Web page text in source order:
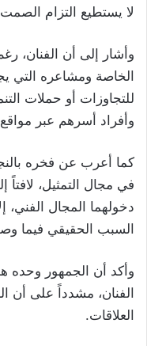
لا يستطيع التزام الصمت
وأشار إلى أن الفنان،
الخاصة ومشاعره التي
للتجاوزات أو حملات
وأفراد أسرهم عبر
كما أعرب عن فخره
في مجال التمثيل، لافتاً
دخولهما المجال الفني،
السبب الحقيقي فيما
وأكد أن الجمهور وحده
الفنان، مشدداً على أن
العلاقات.